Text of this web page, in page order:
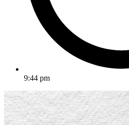
9:44 pm